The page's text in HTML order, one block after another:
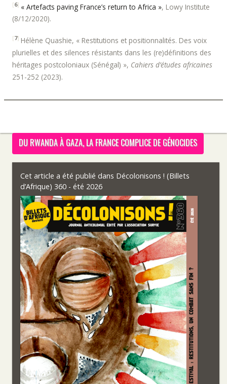
[6] « Artefacts paving France’s return to Africa », Lowy Institute
(8/12/2020).
[7] Hélène Quashie, « Restitutions et positionnalités. Des voix
plurielles et des silences résistants dans les (re)définitions des
héritages postcoloniaux (Sénégal) », Cahiers d’études africaines
251-252 (2023).
DU RWANDA À GAZA, LA FRANCE COMPLICE DE GÉNOCIDES
Cet article a été publié dans Décolonisons ! (Billets
d’Afrique) 360 - été 2026